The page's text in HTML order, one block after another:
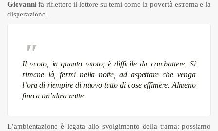
Giovanni fa riflettere il lettore su temi come la povertà estrema e la
disperazione.
Il vuoto, in quanto vuoto, è difficile da combattere. Si
rimane là, fermi nella notte, ad aspettare che venga
l’ora di riempire di nuovo tutto di cose effimere. Almeno
fino a un’altra notte.
L’ambientazione è legata allo svolgimento della trama: possiamo